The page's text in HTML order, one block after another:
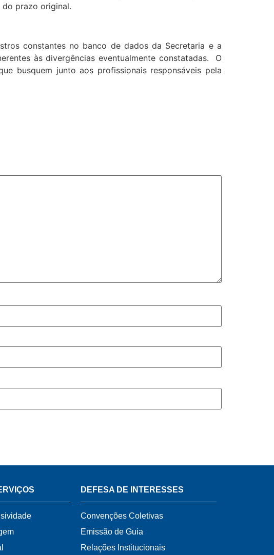
do prazo original.
constantes no banco de dados da Secretaria e a
às divergências eventualmente constatadas. O
busquem junto aos profissionais responsáveis pela
DEFESA DE INTERESSES
Convenções Coletivas
Emissão de Guia
Relações Institucionais